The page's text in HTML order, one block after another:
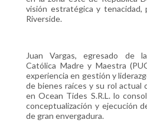
visión estratégica y tenacidad,
Riverside.
Juan Vargas, egresado de
Católica Madre y Maestra
experiencia en gestión y
de bienes raíces y su rol actual
en Ocean Tides S.R.L. lo
conceptualización y ejecución
de gran envergadura.